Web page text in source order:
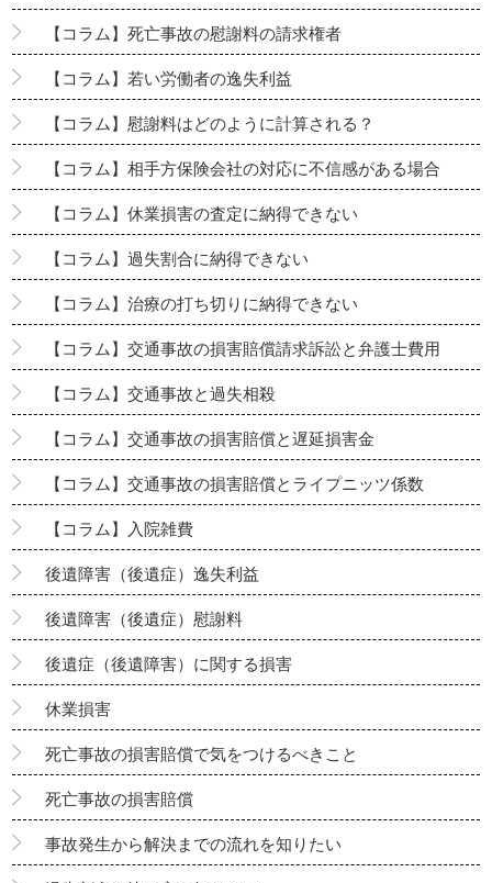
【コラム】死亡事故の慰謝料の請求権者
【コラム】若い労働者の逸失利益
【コラム】慰謝料はどのように計算される？
【コラム】相手方保険会社の対応に不信感がある場合
【コラム】休業損害の査定に納得できない
【コラム】過失割合に納得できない
【コラム】治療の打ち切りに納得できない
【コラム】交通事故の損害賠償請求訴訟と弁護士費用
【コラム】交通事故と過失相殺
【コラム】交通事故の損害賠償と遅延損害金
【コラム】交通事故の損害賠償とライプニッツ係数
【コラム】入院雑費
後遺障害（後遺症）逸失利益
後遺障害（後遺症）慰謝料
後遺症（後遺障害）に関する損害
休業損害
死亡事故の損害賠償で気をつけるべきこと
死亡事故の損害賠償
事故発生から解決までの流れを知りたい